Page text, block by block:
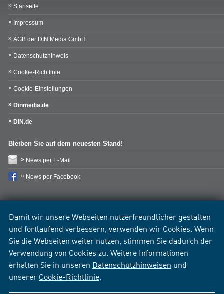
Damit wir unsere Webseiten nutzerfreundlicher gestalten
und fortlaufend verbessern, verwenden wir Cookies. Wenn
Sie die Webseiten weiter nutzen, stimmen Sie dadurch der
Verwendung von Cookies zu. Weitere Informationen
erhalten Sie in unseren Datenschutzhinweisen und
unserer Cookie-Richtlinie
Startseite
Impressum
AGB der DIN Media GmbH
Datenschutzhinweis
Cookie-Richtlinie
Cookie-Einstellungen
Dinmedia.de
DIN.de
Bleiben Sie auf dem neuesten Stand!
News per E-Mail
News per Facebook